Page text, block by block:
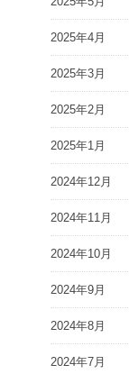
2025年4月
2025年3月
2025年2月
2025年1月
2024年12月
2024年11月
2024年10月
2024年9月
2024年8月
2024年7月